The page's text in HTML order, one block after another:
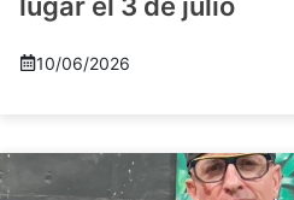
10/06/2026